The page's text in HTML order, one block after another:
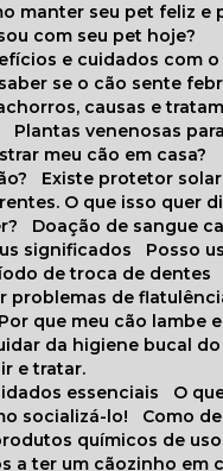
manter seu pet feliz
com seu pet hoje?
e cuidados com
saber se o cão sente
causas e
Plantas venenosas
meu cão em casa?
Existe protetor
O que isso quer
Doação de sangue
significados
Posso
de troca de dentes
problemas de
Por que meu cão lambe
da higiene bucal
e tratar.
essenciais
O
socializá-lo!
Como
químicos de
a ter um cãozinho em